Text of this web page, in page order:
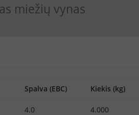
miežių vynas
Spalva (EBC) Kiekis (kg)
4.0 4.000